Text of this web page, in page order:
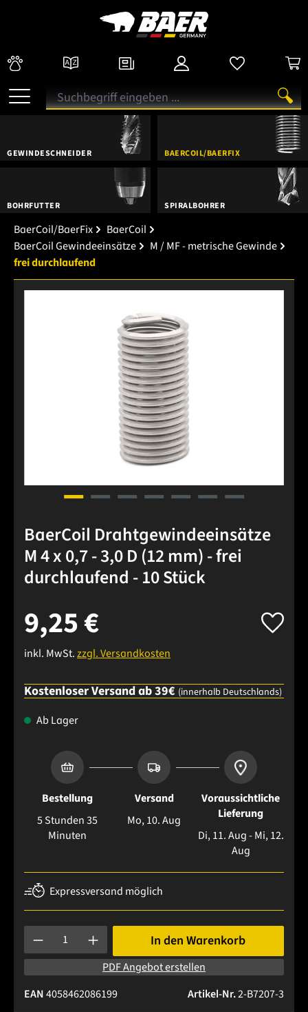
GEWINDESCHNEIDER BAERCOIL/BAERFIX
BOHRFUTTER SPIRALBOHRER
BaerCoil/BaerFix
BaerCoil
BaerCoil Gewindeeinsätze
M / MF - metrische Gewinde
frei durchlaufend
BaerCoil Drahtgewindeeinsätze
M 4 x 0,7 - 3,0 D (12 mm) - frei
durchlaufend - 10 Stück
9,25 €
inkl. MwSt.zzgl. Versandkosten
Kostenloser Versand ab 39€ (innerhalb Deutschlands)
Ab Lager
Bestellung
5 Stunden 35
Minuten
Versand
Mo, 10. Aug
Voraussichtliche
Lieferung
Di, 11. Aug - Mi, 12.
Aug
Expressversand möglich
Produkt Anzahl: Gib den gewünschten Wert ein oder
In den Warenkorb
PDF Angebot erstellen
Artikel-Nr.2-B7207-3
EAN4058462086199